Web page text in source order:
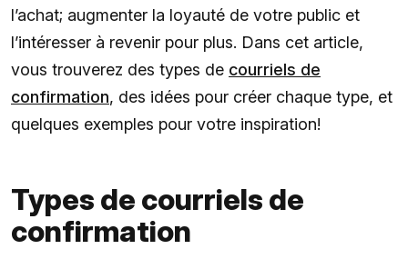
l’achat; augmenter la loyauté de votre public et
l’intéresser à revenir pour plus. Dans cet article,
vous trouverez des types de courriels de
confirmation, des idées pour créer chaque type, et
quelques exemples pour votre inspiration!
Types de courriels de
confirmation